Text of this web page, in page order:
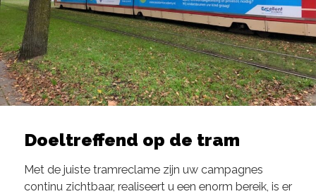
Doeltreffend op de tram
Met de juiste tramreclame zijn uw campagnes
continu zichtbaar, realiseert u een enorm bereik, is er